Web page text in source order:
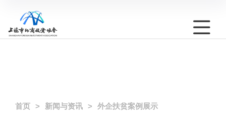
首页 新闻与资讯 外企扶贫案例展示